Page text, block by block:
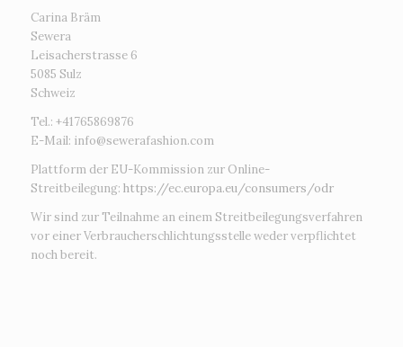
Carina Bräm
Sewera
Leisacherstrasse 6
5085 Sulz
Schweiz
Tel.: +41765869876
E-Mail: info@sewerafashion.com
Plattform der EU-Kommission zur Online-
Streitbeilegung: https://ec.europa.eu/consumers/odr
Wir sind zur Teilnahme an einem Streitbeilegungsverfahren
vor einer Verbraucherschlichtungsstelle weder verpflichtet
noch bereit.